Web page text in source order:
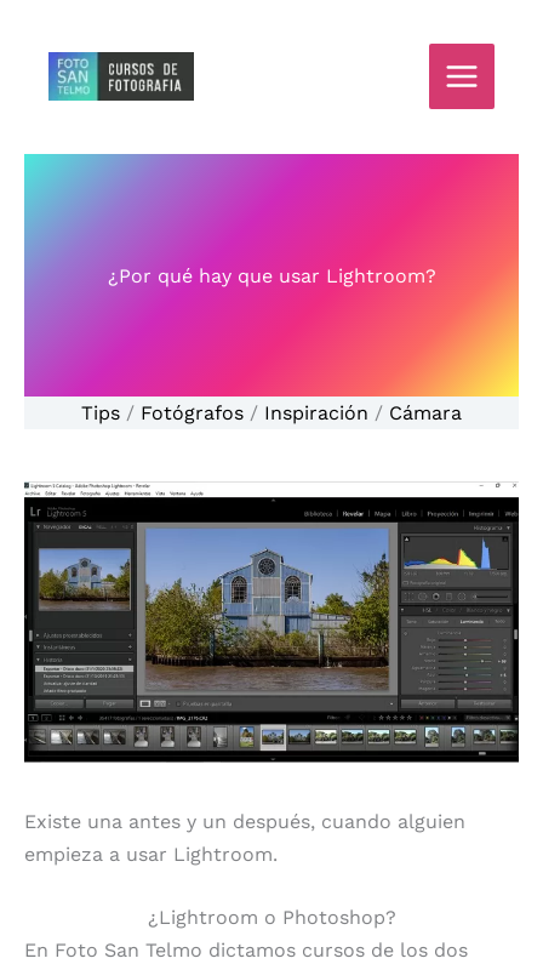
contenido
¿Por qué hay que usar Lightroom?
Tips / Fotógrafos / Inspiración / Cámara
Existe una antes y un después, cuando alguien
empieza a usar Lightroom.
¿Lightroom o Photoshop?
En Foto San Telmo dictamos cursos de los dos